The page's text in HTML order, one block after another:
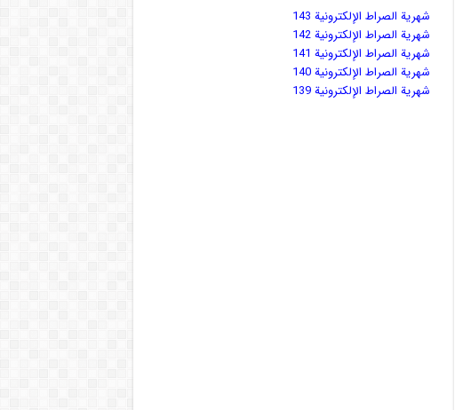
شهریة الصراط الإلكترونية 143
شهریة الصراط الإلكترونية 142
شهریة الصراط الإلكترونية 141
شهریة الصراط الإلكترونية 140
شهریة الصراط الإلكترونية 139